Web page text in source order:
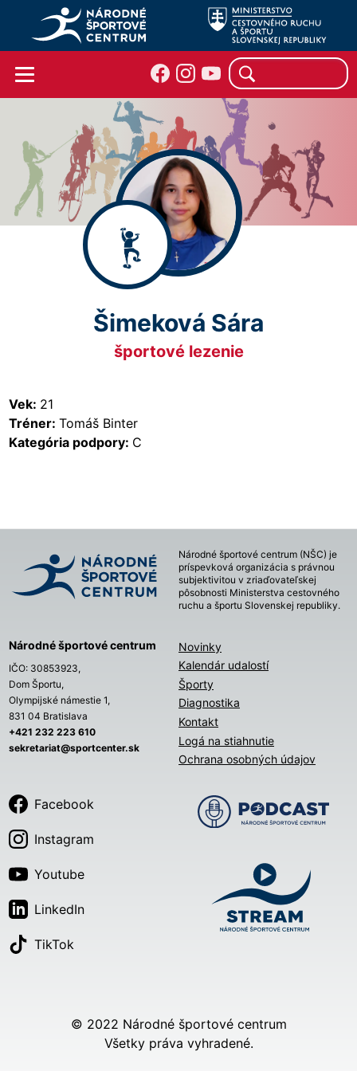
Šimeková Sára
športové lezenie
Vek: 21
Tréner:Tomáš Binter
Kategória podpory: C
Národné športové centrum (NŠC) je
príspevková organizácia s právnou
subjektivitou v zriaďovateľskej
pôsobnosti Ministerstva cestovného
ruchu a športu Slovenskej republiky.
Národné športové centrum
IČO: 30853923,
Dom Športu,
Olympijské námestie 1,
831 04 Bratislava
+421 232 223 610
sekretariat@sportcenter.sk
Novinky
Kalendár udalostí
Športy
Diagnostika
Kontakt
Logá na stiahnutie
Ochrana osobných údajov
Facebook
Instagram
Youtube
LinkedIn
TikTok
© 2022 Národné športové centrum
Všetky práva vyhradené.